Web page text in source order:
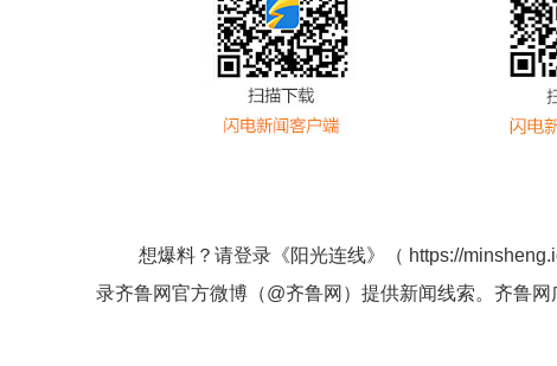
想爆料？请登录《阳光连线》（ https://
录齐鲁网官方微博（@齐鲁网 ）提供新闻线索。齐鲁网